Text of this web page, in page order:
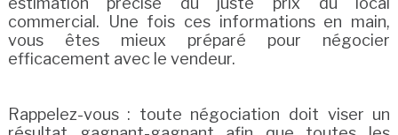
commercial. Une fois ces informations en main,
vous êtes mieux préparé pour négocier
efficacement avec le vendeur.
Rappelez-vous : toute négociation doit viser un